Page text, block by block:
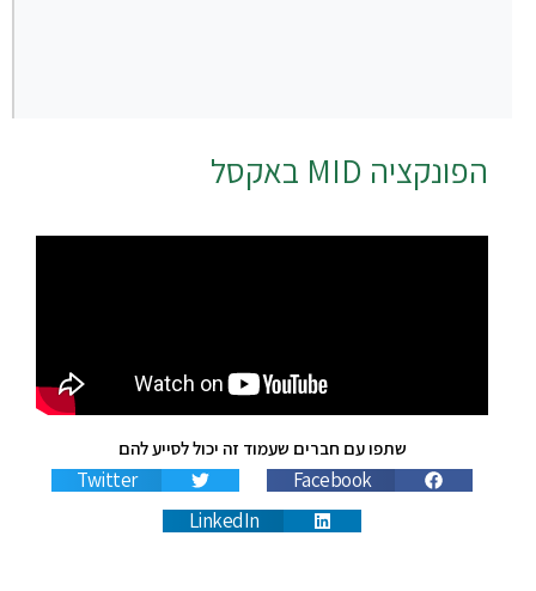
הפונקציה MID באקסל
שתפו עם חברים שעמוד זה יכול לסייע להם
Facebook
Twitter
LinkedIn